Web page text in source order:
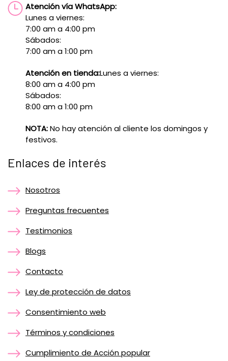
Atención vía WhatsApp:
Lunes a viernes:
7:00 am a 4:00 pm
Sábados:
7:00 am a 1:00 pm
Atención en tienda:Lunes a viernes:
8:00 am a 4:00 pm
Sábados:
8:00 am a 1:00 pm
NOTA:No hay atención al cliente los domingos y
festivos.
Enlaces de interés
Nosotros
Preguntas frecuentes
Testimonios
Blogs
Contacto
Ley de protección de datos
Consentimiento web
Términos y condiciones
Cumplimiento de Acción popular